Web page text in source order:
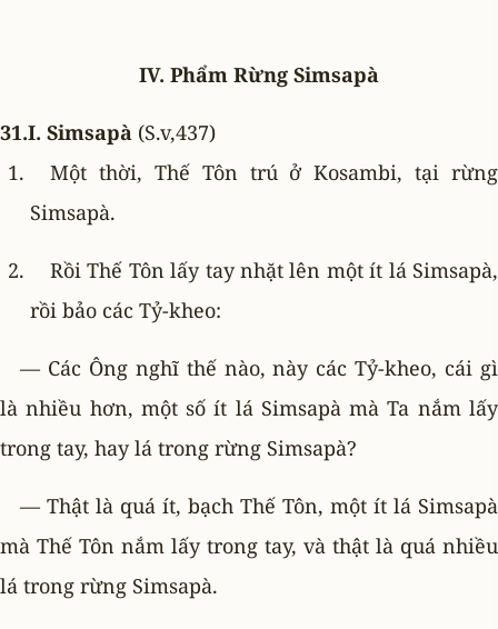
IV. Phẩm Rừng Simsapà
31.I. Simsapà (S.v,437)
Một thời, Thế Tôn trú ở Kosambi, tại rừng
Simsapà.
Rồi Thế Tôn lấy tay nhặt lên một ít lá Simsapà,
rồi bảo các Tỷ-kheo:
— Các Ông nghĩ thế nào, này các Tỷ-kheo, cái gì
là nhiều hơn, một số ít lá Simsapà mà Ta nắm lấy
trong tay, hay lá trong rừng Simsapà?
— Thật là quá ít, bạch Thế Tôn, một ít lá Simsapà
mà Thế Tôn nắm lấy trong tay, và thật là quá nhiều
lá trong rừng Simsapà.